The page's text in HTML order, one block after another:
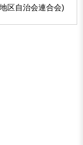
区自治会連合会)